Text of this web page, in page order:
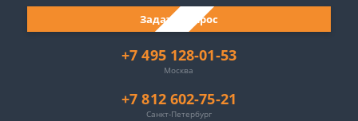
+7 495 128-01-53
Москва
+7 812 602-75-21
Санкт-Петербург
Задать вопрос